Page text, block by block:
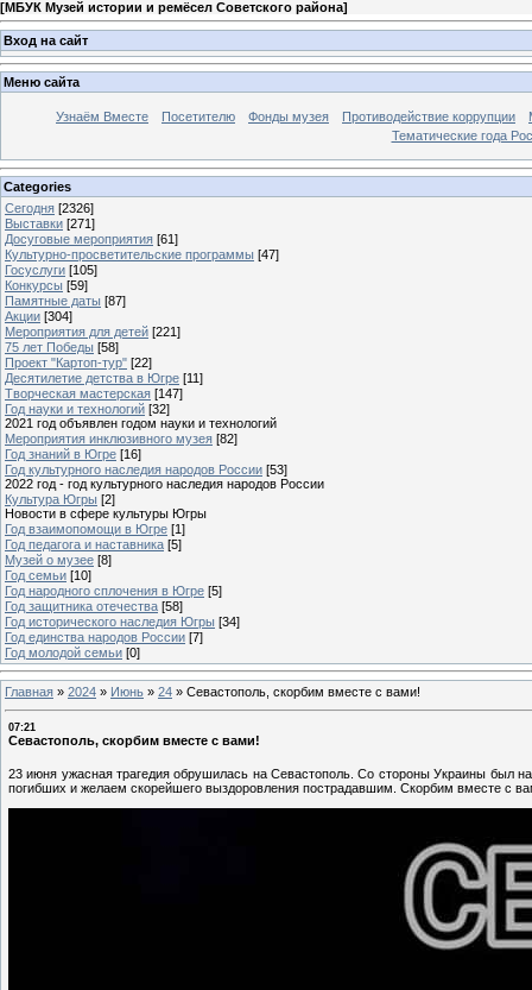
[МБУК Музей истории и ремёсел Советского района]
Вход на сайт
Меню сайта
Узнаём Вместе Посетителю Фонды музея Противодействие коррупции
Тематические года
Categories
Сегодня [2326]
Выставки [271]
Досуговые мероприятия [61]
Культурно-просветительские программы [47]
Госуслуги [105]
Конкурсы [59]
Памятные даты [87]
Акции [304]
Мероприятия для детей [221]
75 лет Победы [58]
Проект "Картоп-тур" [22]
Десятилетие детства в Югре [11]
Творческая мастерская [147]
Год науки и технологий [32]
2021 год объявлен годом науки и технологий
Мероприятия инклюзивного музея [82]
Год знаний в Югре [16]
Год культурного наследия народов России [53]
2022 год - год культурного наследия народов России
Культура Югры [2]
Новости в сфере культуры Югры
Год взаимопомощи в Югре [1]
Год педагога и наставника [5]
Музей о музее [8]
Год семьи [10]
Год народного сплочения в Югре [5]
Год защитника отечества [58]
Год исторического наследия Югры [34]
Год единства народов России [7]
Год молодой семьи [0]
Главная » 2024 » Июнь » 24 » Севастополь, скорбим вместе с вами!
07:21
Севастополь, скорбим вместе с вами!
23 июня ужасная трагедия обрушилась на Севастополь. Со стороны Украины был
погибших и желаем скорейшего выздоровления пострадавшим. Скорбим вместе с